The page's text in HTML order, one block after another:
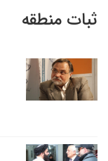
ثبات منطقه